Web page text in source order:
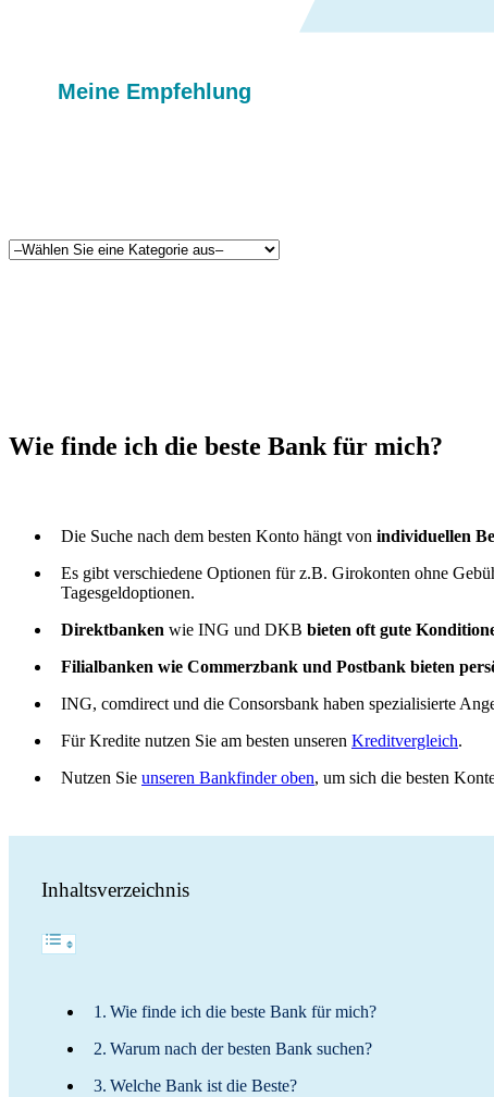
Meine Empfehlung
Wie finde ich die beste Bank für mich?
Die Suche nach dem besten Konto hängt von individuellen
Es gibt verschiedene Optionen für z.B. Girokonten ohne
Tagesgeldoptionen.
Direktbanken wie ING und DKB bieten oft gute
Filialbanken wie Commerzbank und Postbank bieten
ING, comdirect und die Consorsbank haben spezialisierte
Für Kredite nutzen Sie am besten unseren Kreditvergleich.
Nutzen Sie unseren Bankfinder oben, um sich die besten
Inhaltsverzeichnis
Wie finde ich die beste Bank für mich?
Warum nach der besten Bank suchen?
Welche Bank ist die Beste?